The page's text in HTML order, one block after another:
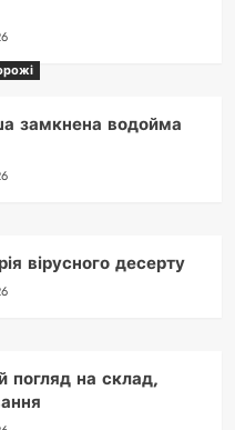
замкнена водойма
вірусного десерту
погляд на склад,